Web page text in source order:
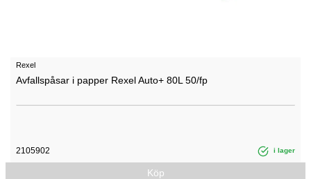
Rexel
Avfallspåsar i papper Rexel Auto+ 80L 50/fp
2105902 i lager
Köp